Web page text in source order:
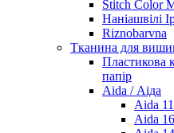
Stitch Color
Наніашвілі
Riznobarvna
Тканина для
Пластикова
папір
Aida / Аіда
Aida 11
Aida 16